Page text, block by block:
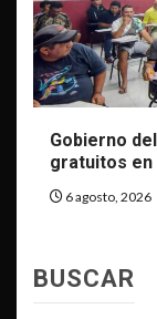
Gobierno
gratuitos
6 agosto, 2026
BUSCAR